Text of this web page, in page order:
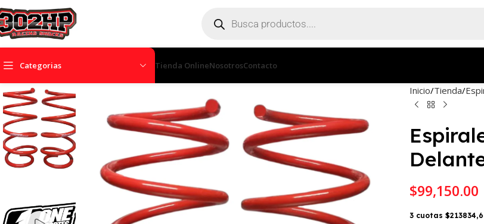
Categorias Tienda OnlineNosotrosContacto
Inicio Tienda
$99,150.00
3 cuotas